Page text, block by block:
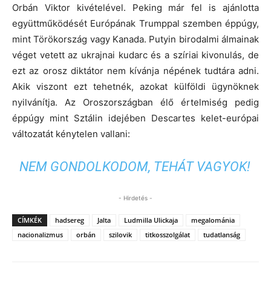
Orbán Viktor kivételével. Peking már fel is ajánlotta
együttműködését Európának Trumppal szemben éppúgy,
mint Törökország vagy Kanada. Putyin birodalmi álmainak
véget vetett az ukrajnai kudarc és a szíriai kivonulás, de
ezt az orosz diktátor nem kívánja népének tudtára adni.
Akik viszont ezt tehetnék, azokat külföldi ügynöknek
nyilvánítja. Az Oroszországban élő értelmiség pedig
éppúgy mint Sztálin idejében Descartes kelet-európai
változatát kénytelen vallani:
NEM GONDOLKODOM, TEHÁT VAGYOK!
- Hirdetés -
CÍMKÉK hadsereg Jalta Ludmilla Ulickaja
megalománia
nacionalizmus
orbán szilovik titkosszolgálat tudatlanság